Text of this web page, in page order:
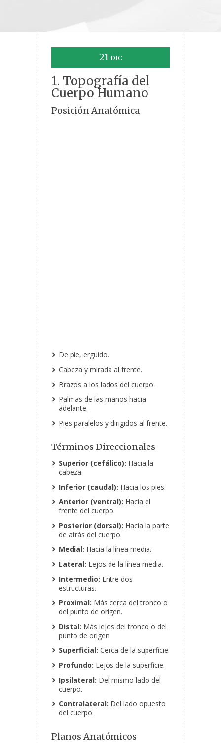
21 DIC
1. Topografía del
Cuerpo Humano
Posición Anatómica
De pie, erguido.
Cabeza y mirada al frente.
Brazos a los lados del cuerpo.
Palmas de las manos hacia
adelante.
Pies paralelos y dirigidos al frente.
Términos Direccionales
Superior (cefálico): Hacia la
cabeza.
Inferior (caudal): Hacia los pies.
Anterior (ventral): Hacia el
frente del cuerpo.
Posterior (dorsal): Hacia la parte
de atrás del cuerpo.
Medial: Hacia la línea media.
Lateral: Lejos de la línea media.
Intermedio: Entre dos
estructuras.
Proximal: Más cerca del tronco o
del punto de origen.
Distal: Más lejos del tronco o del
punto de origen.
Superficial: Cerca de la superficie.
Profundo: Lejos de la superficie.
Ipsilateral: Del mismo lado del
cuerpo.
Contralateral: Del lado opuesto
del cuerpo.
Planos Anatómicos